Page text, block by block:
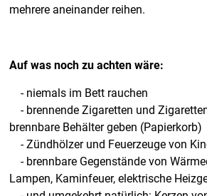
mehrere aneinander reihen.
Auf was noch zu achten wäre:
- niemals im Bett rauchen
- brennende Zigaretten und
brennbare Behälter geben (Papierkorb)
- Zündhölzer und Feuerzeuge von
- brennbare Gegenstände von
Lampen, Kaminfeuer, elektrische